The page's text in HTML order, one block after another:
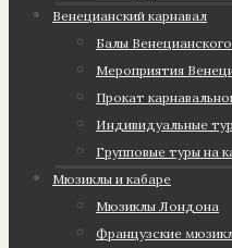
Венецианский карнавал
Балы
Мероприятия
Прокат
Индивидуальные
Групповые туры на
Мюзиклы и кабаре
Мюзиклы Лондона
Французские